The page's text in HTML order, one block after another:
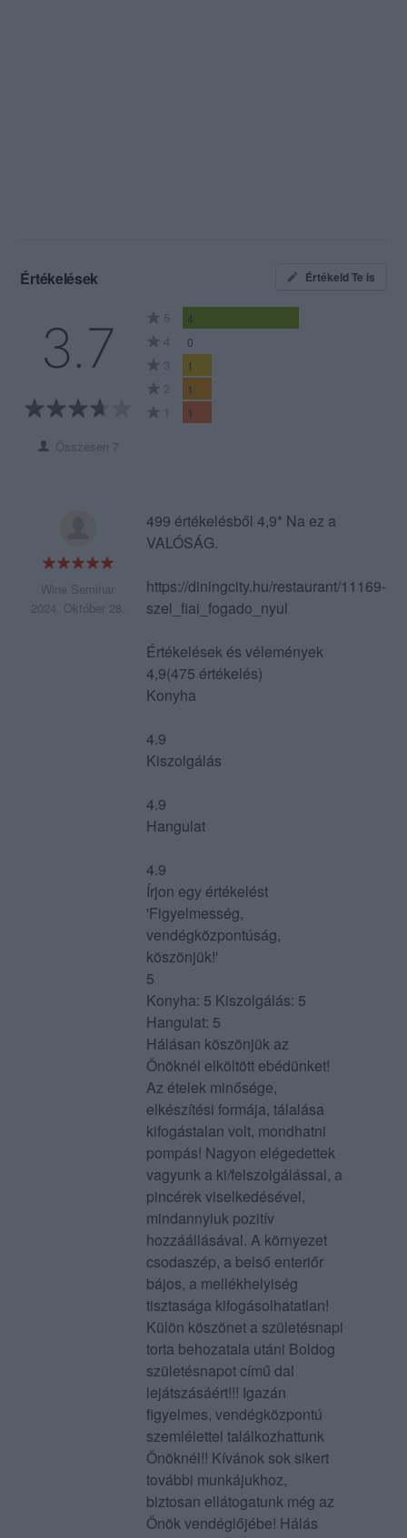
Értékelések Értékeld Te is
3.7
Összesen 7
5 4
4 0
3 1
2 1
1 1
Wine Seminar
2024. Október 28.
499 értékelésből 4,9* Na ez a
VALÓSÁG.
https://diningcity.hu/restaurant/11169-
szel_fiai_fogado_nyul
Értékelések és vélemények
4,9(475 értékelés)
Konyha
4.9
Kiszolgálás
4.9
Hangulat
4.9
Írjon egy értékelést
'Figyelmesség,
vendégközpontúság,
köszönjük!'
5
Konyha: 5 Kiszolgálás: 5
Hangulat: 5
Hálásan köszönjük az
Önöknél elköltött ebédünket!
Az ételek minősége,
elkészítési formája, tálalása
kifogástalan volt, mondhatni
pompás! Nagyon elégedettek
vagyunk a ki/felszolgálással, a
pincérek viselkedésével,
mindannyiuk pozitív
hozzáállásával. A környezet
csodaszép, a belső enteriőr
bájos, a mellékhelyiség
tisztasága kifogásolhatatlan!
Külön köszönet a születésnapi
torta behozatala utáni Boldog
születésnapot című dal
lejátszásáért!!! Igazán
figyelmes, vendégközpontú
szemlélettel találkozhattunk
Önöknél!! Kívánok sok sikert
további munkájukhoz,
biztosan ellátogatunk még az
Önök vendéglőjébe! Hálás